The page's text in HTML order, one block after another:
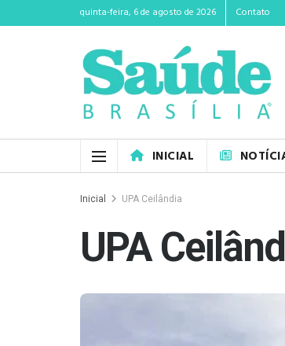
quinta-feira, 6 de agosto de 2026 Contato
INICIAL
Inicial UPA Ceilândia
UPA